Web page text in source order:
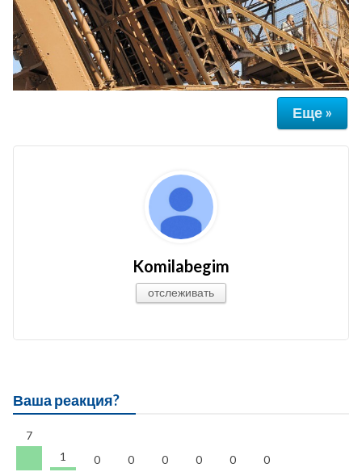
Еще »
Komilabegim
отслеживать
Ваша реакция?
7
1
0 0 0 0 0 0